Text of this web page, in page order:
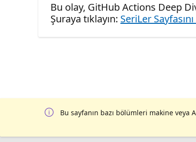
Bu olay, GitHub Actions Deep
Şuraya tıklayın: SeriLer
Bu sayfanın bazı bölümleri makine veya